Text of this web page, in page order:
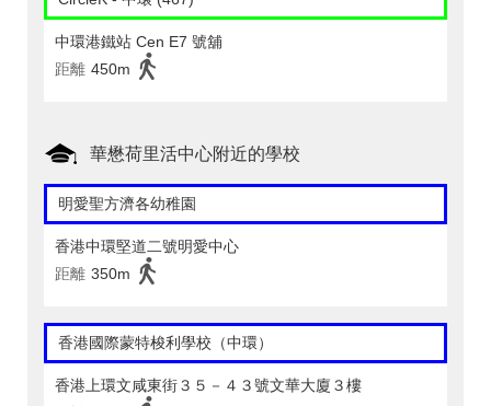
中環港鐵站 Cen E7 號舖
距離 450m
華懋荷里活中心附近的學校
明愛聖方濟各幼稚園
香港中環堅道二號明愛中心
距離 350m
香港國際蒙特梭利學校（中環）
香港上環文咸東街３５－４３號文華大廈３樓